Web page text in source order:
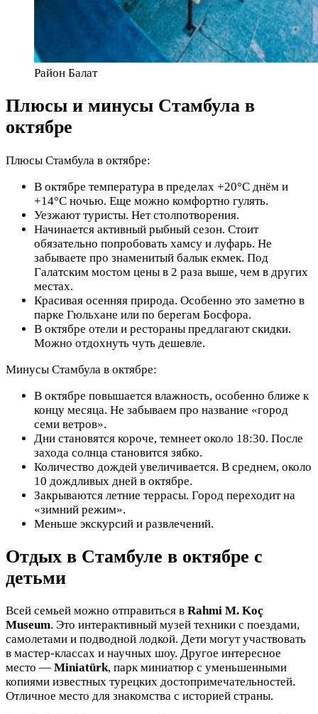
Район Балат
Плюсы и минусы Стамбула в
октябре
Плюсы Стамбула в октябре:
В октябре температура в пределах +20°C днём и
+14°C ночью. Еще можно комфортно гулять.
Уезжают туристы. Нет столпотворения.
Начинается активный рыбный сезон. Стоит
обязательно попробовать хамсу и луфарь. Не
забываете про знаменитый балык екмек. Под
Галатским мостом цены в 2 раза выше, чем в других
местах.
Красивая осенняя природа. Особенно это заметно в
парке Гюльхане или по берегам Босфора.
В октябре отели и рестораны предлагают скидки.
Можно отдохнуть чуть дешевле.
Минусы Стамбула в октябре:
В октябре повышается влажность, особенно ближе к
концу месяца. Не забываем про название «город
семи ветров».
Дни становятся короче, темнеет около 18:30. После
захода солнца становится зябко.
Количество дождей увеличивается. В среднем, около
10 дождливых дней в октябре.
Закрываются летние террасы. Город переходит на
«зимний режим».
Меньше экскурсий и развлечений.
Отдых в Стамбуле в октябре с
детьми
Всей семьей можно отправиться в Rahmi M. Koç
Museum. Это интерактивный музей техники с поездами,
самолетами и подводной лодкой. Дети могут участвовать
в мастер-классах и научных шоу. Другое интересное
место — Miniatürk, парк миниатюр с уменьшенными
копиями известных турецких достопримечательностей.
Отличное место для знакомства с историей страны.